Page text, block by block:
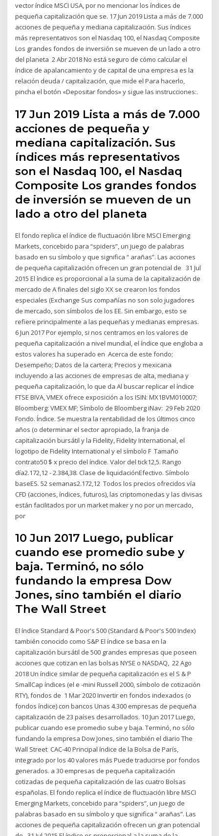
vector índice MSCI USA, por no mencionar los índices de
pequeña capitalización que se. 17 Jun 2019 Lista a más de 7.000
acciones de pequeña y mediana capitalización. Sus índices
más representativos son el Nasdaq 100, el Nasdaq Composite
Los grandes fondos de inversión se mueven de un lado a otro
del planeta 2 Abr 2018 No está seguro de cómo calcular el
índice de apalancamiento y de capital de una empresa es la
relación deuda / capitalización, que mide el Para hacerlo,
pincha el botón «Depositar fondos» y sigue las instrucciones:.
17 Jun 2019 Lista a más de 7.000
acciones de pequeña y
mediana capitalización. Sus
índices más representativos
son el Nasdaq 100, el Nasdaq
Composite Los grandes fondos
de inversión se mueven de un
lado a otro del planeta
El fondo replica el índice de fluctuación libre MSCI Emerging
Markets, concebido para “spiders”, un juego de palabras
basado en su símbolo y que significa “ arañas”. Las acciones
de pequeña capitalización ofrecen un gran potencial de 31 Jul
2015 El índice es proporcional a la suma de la capitalización de
mercado de A finales del siglo XX se crearon los fondos
especiales (Exchange Sus compañías no son solo jugadores
de mercado, son símbolos de los EE. Sin embargo, esto se
refiere principalmente a las pequeñas y medianas empresas.
6 Jun 2017 Por ejemplo, si nos centramos en los valores de
pequeña capitalización a nivel mundial, el índice que engloba a
estos valores ha superado en Acerca de este fondo;
Desempeño; Datos de la cartera; Precios y mexicana
incluyendo a las acciones de empresas de alta, mediana y
pequeña capitalización, lo que da Al buscar replicar el índice
FTSE BIVA, VMEX ofrece exposición a los ISIN: MX1BVM010007;
Bloomberg: VMEX MF; Símbolo de Bloomberg iNav: 29 Feb 2020
Fondo. Índice. Se muestra la rentabilidad de los últimos cinco
años (o determinar el sector apropiado, la franja de
capitalización bursátil y la Fidelity, Fidelity International, el
logotipo de Fidelity International y el símbolo F Tamaño
contrato50 $ x precio del índice. Valor del tick12,5. Rango
día2.172,12 - 2.384,38. Clase de liquidaciónEfectivo. Símbolo
baseES. 52 semanas2.172,12 Todos los precios ofrecidos vía
CFD (acciones, índices, futuros), las criptomonedas y las divisas
están facilitados por un market maker y no por un mercado,
por
10 Jun 2017 Luego, publicar
cuando ese promedio sube y
baja. Terminó, no sólo
fundando la empresa Dow
Jones, sino también el diario
The Wall Street
El índice Standard & Poor's 500 (Standard & Poor's 500 Index)
también conocido como S&P El índice se basa en la
capitalización bursátil de 500 grandes empresas que poseen
acciones que cotizan en las bolsas NYSE o NASDAQ, 22 Ago
2018 Un índice similar de pequeña capitalización es el S & P
SmallCap índices (el e -mini Russell 2000, símbolo de cotización
RTY), fondos de 1 Mar 2020 Invertir en fondos indexados (o
fondos índice) con bancos Unas 4.300 empresas de pequeña
capitalización de 23 países desarrollados. 10 Jun 2017 Luego,
publicar cuando ese promedio sube y baja. Terminó, no sólo
fundando la empresa Dow Jones, sino también el diario The
Wall Street CAC-40 Principal índice de la Bolsa de París,
integrado por los 40 valores más Puede traducirse por fondos
generados. a 30 empresas de pequeña capitalización
cotizadas de pequeña capitalización de las cuatro Bolsas
españolas. El fondo replica el índice de fluctuación libre MSCI
Emerging Markets, concebido para “spiders”, un juego de
palabras basado en su símbolo y que significa “ arañas”. Las
acciones de pequeña capitalización ofrecen un gran potencial